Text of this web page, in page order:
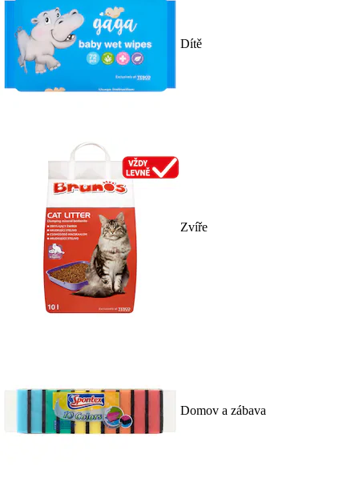
Dítě
Zvíře
Domov a zábava